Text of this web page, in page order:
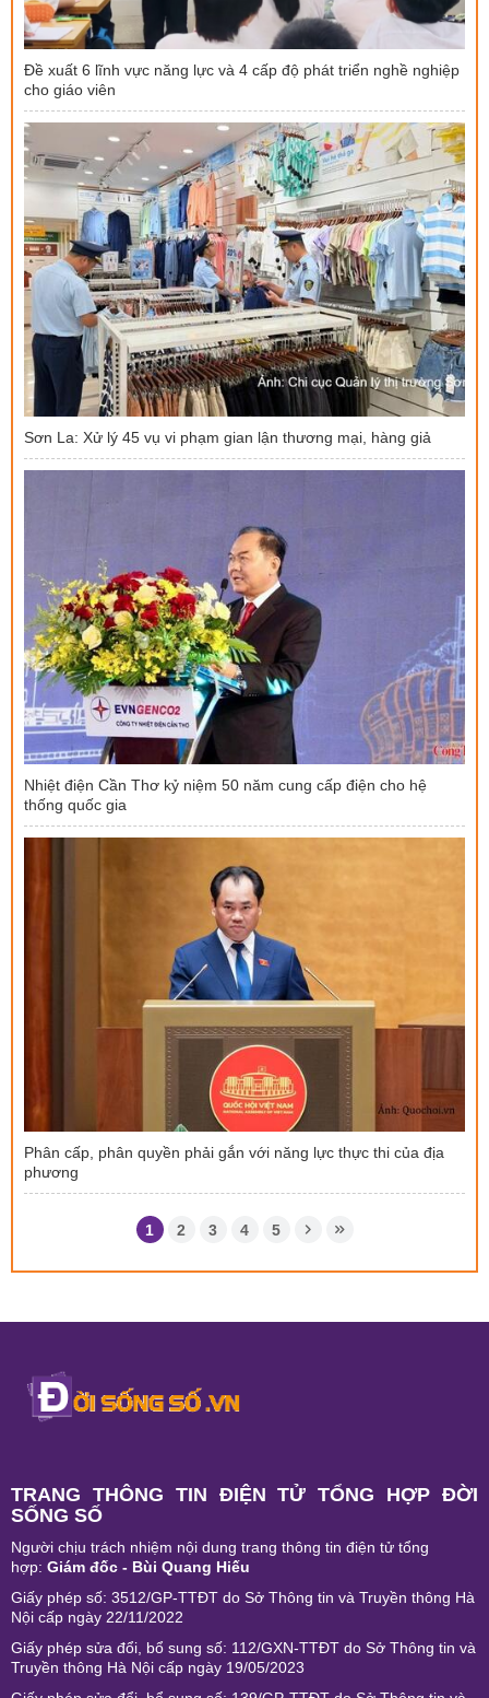
Đề xuất 6 lĩnh vực năng lực và 4 cấp độ phát triển nghề nghiệp
cho giáo viên
Sơn La: Xử lý 45 vụ vi phạm gian lận thương mại, hàng giả
Nhiệt điện Cần Thơ kỷ niệm 50 năm cung cấp điện cho hệ
thống quốc gia
Phân cấp, phân quyền phải gắn với năng lực thực thi của địa
phương
1 2 3 4 5
TRANG THÔNG TIN ĐIỆN TỬ TỔNG HỢP ĐỜI
SỐNG SỐ
Người chịu trách nhiệm nội dung trang thông tin điện tử tổng
hợp: Giám đốc - Bùi Quang Hiếu
Giấy phép số: 3512/GP-TTĐT do Sở Thông tin và Truyền thông Hà
Nội cấp ngày 22/11/2022
Giấy phép sửa đổi, bổ sung số: 112/GXN-TTĐT do Sở Thông tin và
Truyền thông Hà Nội cấp ngày 19/05/2023